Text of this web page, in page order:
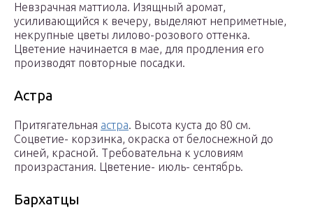
Невзрачная маттиола. Изящный аромат,
усиливающийся к вечеру, выделяют неприметные,
некрупные цветы лилово-розового оттенка.
Цветение начинается в мае, для продления его
производят повторные посадки.
Астра
Притягательная астра. Высота куста до 80 см.
Соцветие- корзинка, окраска от белоснежной до
синей, красной. Требовательна к условиям
произрастания. Цветение- июль- сентябрь.
Бархатцы